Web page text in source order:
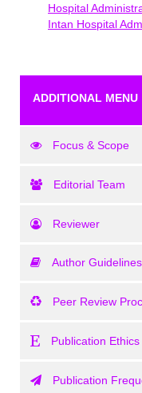
Hospital
Intan Hospital
ADDITIONAL MENU
Focus & Scope
Editorial Team
Reviewer
Author Guidelines
Peer Review
Publication Ethics
Publication